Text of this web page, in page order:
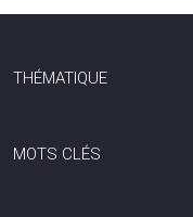
THÉMATIQUE
MOTS CLÉS